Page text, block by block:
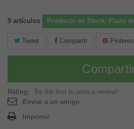
9 artículos Producto en Stock. Plazo
Tweet Compartir
Rating:
Be the first to write a review!
Enviar a un amigo
Imprimir